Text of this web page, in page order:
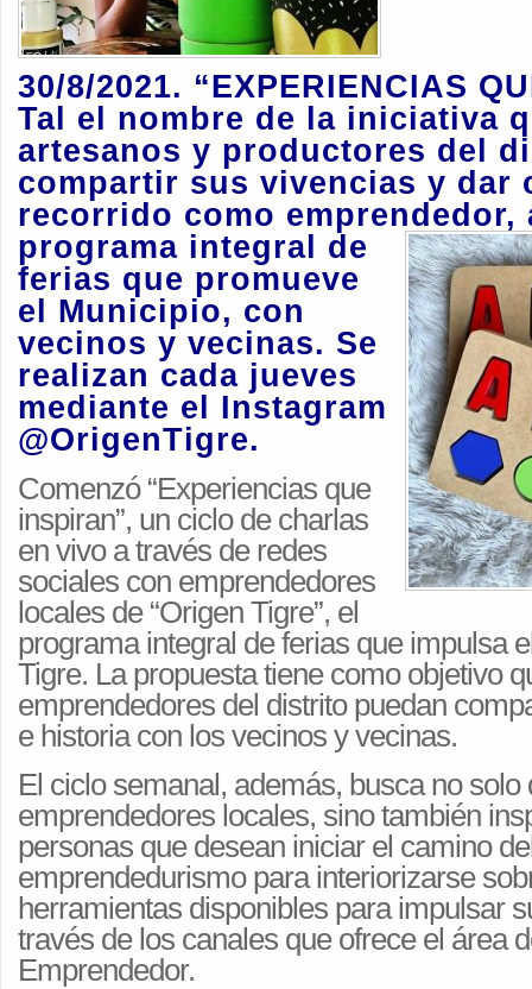
30/8/2021. “EXPERIENCIAS
Tal el nombre de la iniciativa
artesanos y productores del
compartir sus vivencias y dar
recorrido como
programa integral de
ferias que promueve
el Municipio, con
vecinos y vecinas. Se
realizan cada jueves
mediante el Instagram
@OrigenTigre.
Comenzó “Experiencias que
inspiran”, un ciclo de charlas
en vivo a través de redes
sociales con emprendedores
locales de “Origen Tigre”, el
programa integral de ferias que impulsa
Tigre. La propuesta tiene como objetivo
emprendedores del distrito puedan
e historia con los vecinos y vecinas.
El ciclo semanal, además, busca no solo
emprendedores locales, sino también
personas que desean iniciar el camino
emprendedurismo para interiorizarse
herramientas disponibles para impulsar
través de los canales que ofrece el área
Emprendedor.